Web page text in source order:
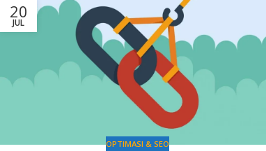
20
JUL
OPTIMASI & SEO